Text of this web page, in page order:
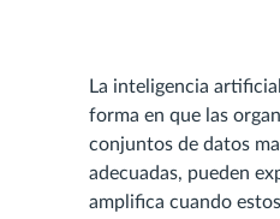
La inteligencia
forma en que las
conjuntos de datos
adecuadas, pueden
amplifica cuando